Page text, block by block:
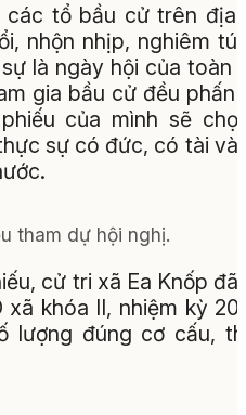
các tổ bầu cử trên địa
nhộn nhịp, nghiêm
là ngày hội của toàn
gia bầu cử đều phấn
của mình sẽ
sự có đức, có tài
tham dự hội nghị.
cử tri xã Ea Knốp đã
khóa II, nhiệm kỳ
lượng đúng cơ cấu,